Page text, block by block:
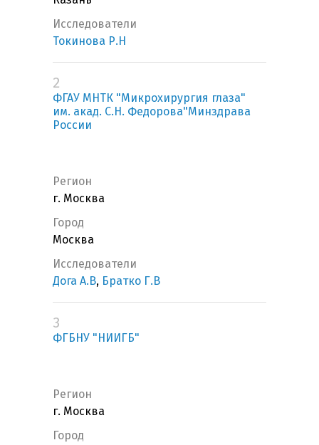
Исследователи
Токинова Р.Н
2
ФГАУ МНТК "Микрохирургия глаза"
им. акад. С.Н. Федорова"Минздрава
России
Регион
г. Москва
Город
Москва
Исследователи
Дога А.В, Братко Г.В
3
ФГБНУ "НИИГБ"
Регион
г. Москва
Город